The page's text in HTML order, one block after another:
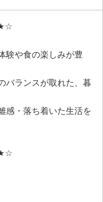
験や食の楽しみが豊
バランスが取れた、暮
感・落ち着いた生活を